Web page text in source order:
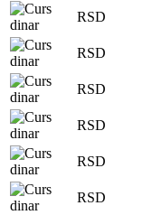
RSD
RSD
RSD
RSD
RSD
RSD